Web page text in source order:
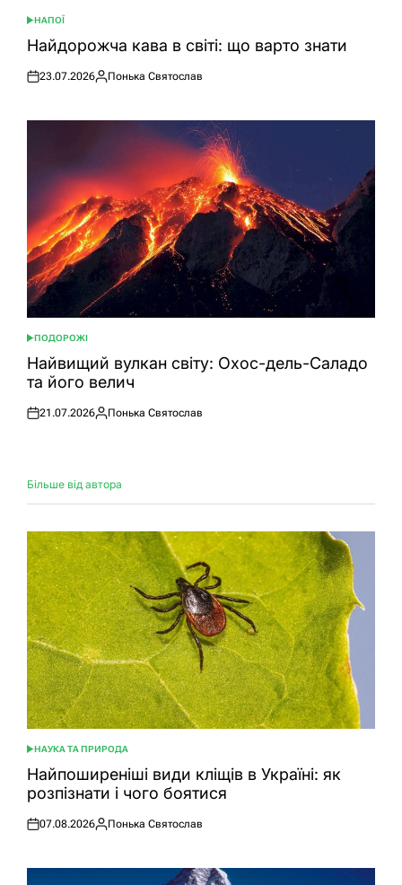
ОПУБЛІКУВАТИ
У
НАПОЇ
Найдорожча кава в світі: що варто знати
Оприлюднено
23.07.2026
Опубліковано
Понька Святослав
ОПУБЛІКУВАТИ
У
ПОДОРОЖІ
Найвищий вулкан світу: Охос-дель-Саладо
та його велич
Оприлюднено
21.07.2026
Опубліковано
Понька Святослав
Більше від автора
ОПУБЛІКУВАТИ
У
НАУКА ТА ПРИРОДА
Найпоширеніші види кліщів в Україні: як
розпізнати і чого боятися
Оприлюднено
07.08.2026
Опубліковано
Понька Святослав